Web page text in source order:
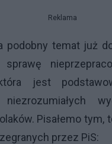
Reklama
podobny temat już
sprawę
jest
Pisałemo tym,
przez PiS: